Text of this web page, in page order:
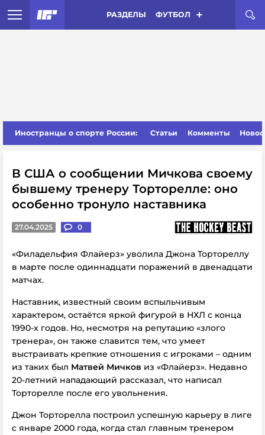
РАЗДЕЛЫ ФУТБОЛ
Иностранцы о спорте России: Статьи Комменты
В США о сообщении Мичкова своему
бывшему тренеру Торторелле: оно
особенно тронуло наставника
27.04.2025 0
«Филадельфия Флайерз» уволила Джона Тортореллу
в марте после одиннадцати поражений в двенадцати
матчах.
Наставник, известный своим вспыльчивым
характером, остаётся яркой фигурой в НХЛ с конца
1990-х годов. Но, несмотря на репутацию «злого
тренера», он также славится тем, что умеет
выстраивать крепкие отношения с игроками – одним
из таких был Матвей Мичков из «Флайерз». Недавно
20-летний нападающий рассказал, что написал
Торторелле после его увольнения.
Джон Торторелла построил успешную карьеру в лиге
с январе 2000 года, когда стал главным тренером